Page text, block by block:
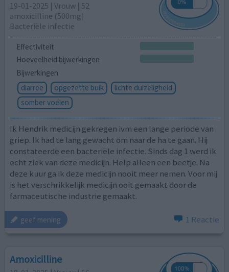
19-01-2025 | Vrouw | 52
amoxicilline (500mg)
Bacteriële infectie
Effectiviteit
Hoeveelheid bijwerkingen
Bijwerkingen
diarree
opgezette buik
lichte duizeligheid
somber voelen
Ik Hendrik medicijn gekregen ivm een lange periode van
griep. Ik had te lang gewacht om naar de ha te gaan. Hij
constateerde een bacteriële infectie. Sinds dag 1 werd ik
echt ziek van deze medicijn. Help alleen een beetje. Na
deze kuur ga ik deze medicijn nooit meer nemen. Voor mij
is het verschrikkelijk medicijn ooit gemaakt door de
farmaceutische industrie gemaakt.
geef mening 1 Reactie
Amoxicilline